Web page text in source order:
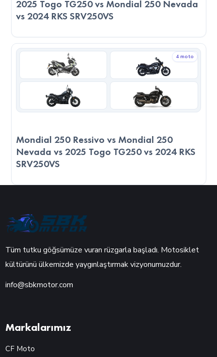
2025 Togo TG250 vs Mondial 250 Nevada
vs 2024 RKS SRV250VS
4 moto
Mondial 250 Ressivo vs Mondial 250
Nevada vs 2025 Togo TG250 vs 2024 RKS
SRV250VS
Tüm tutku göğsümüze vuran rüzgarla başladı. Motosiklet
kültürünü ülkemizde yaygınlaştırmak vizyonumuzdur.
info@sbkmotor.com
Markalarımız
CF Moto